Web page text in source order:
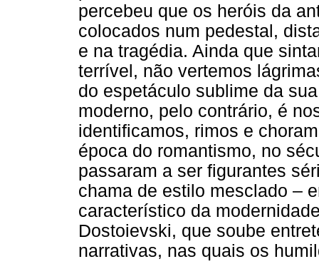
percebeu que os heróis da
colocados num pedestal,
e na tragédia. Ainda que
terrível, não vertemos
do espetáculo sublime da
moderno, pelo contrário, é
identificamos, rimos e
época do romantismo, no
passaram a ser figurantes
chama de estilo mesclado –
característico da
Dostoievski, que soube
narrativas, nas quais os